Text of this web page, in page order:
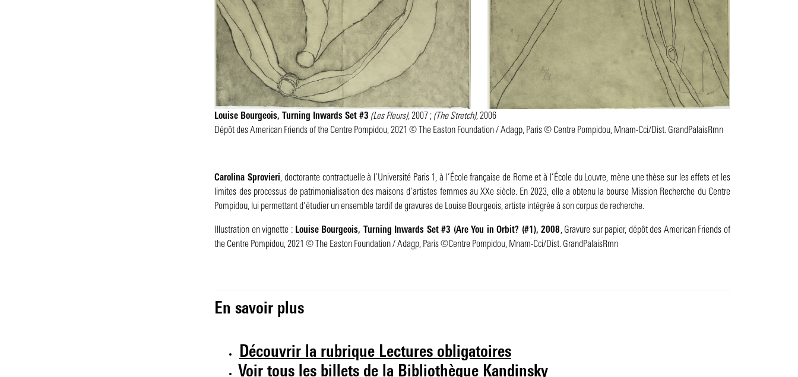
Louise Bourgeois, Turning Inwards Set #3 (Les Fleurs),2007 ; (The Stretch),2006
Dépôt des American Friends of the Centre Pompidou, 2021 © The Easton Foundation / Adagp, Paris © Centre Pompidou, Mnam-Cci/Dist. GrandPalaisRmn
Carolina Sprovieri, doctorante contractuelle à l’Université Paris 1, à l’École française de Rome et à l’École du Louvre, mène une thèse sur les effets et les
limites des processus de patrimonialisation des maisons d’artistes femmes au XXe siècle. En 2023, elle a obtenu la bourse Mission Recherche du Centre
Pompidou, lui permettant d’étudier un ensemble tardif de gravures de Louise Bourgeois, artiste intégrée à son corpus de recherche.
Illustration en vignette : Louise Bourgeois, Turning Inwards Set #3 (Are You in Orbit? (#1), 2008, Gravure sur papier, dépôt des American Friends of
the Centre Pompidou, 2021 © The Easton Foundation / Adagp, Paris ©Centre Pompidou, Mnam-Cci/Dist. GrandPalaisRmn
En savoir plus
Découvrir la rubrique Lectures obligatoires
Voir tous les billets de la Bibliothèque Kandinsky